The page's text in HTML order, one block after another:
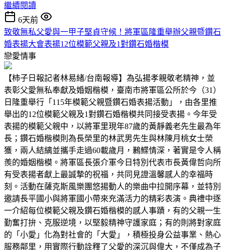
繼續閱讀
6天前
致敬無私父愛與一甲子堅貞守候！將軍區隆重舉辦父親暨鑽石
婚表揚大會表揚12位模範父親及1對鑽石婚楷模
戀愛情事
【柿子日報記者林易緒/台南報導】為弘揚孝親敬老精神，並
表彰父愛無私奉獻及婚姻楷模，臺南市將軍區公所於今（31）
日隆重舉行「115年模範父親暨鑽石婚表揚活動」，由各里推
舉出的12位模範父親及1對鑽石婚楷模共同接受表揚。今年受
表揚的模範父親中，以將軍里現年87歲的黃靜義老先生最為年
長；鑽石婚楷模則為長榮里的林武男先生與林陳月桃女士榮
獲，兩人結縭並攜手走過60載歲月，鶼鰈情深，著實是令人稱
羨的婚姻楷模。將軍區長張介軍今日特別代表市長黃偉哲向所
有受表揚者獻上最誠摯的祝福，共同見證溫馨感人的幸福時
刻。活動在薩克斯風樂團悠揚動人的樂曲中拉開序幕，並特別
邀請長平國小與將軍國小帶來充滿活力的精彩表演。典禮中逐
一介紹每位模範父親及鑽石婚楷模的感人事蹟，有的父親一生
勤奮打拚、克服逆境，以堅毅精神守護家庭；有的則將對家庭
的「小愛」化為對社會的「大愛」，積極投身公益事業、熱心
服務鄰里，用實際行動詮釋了父愛的深沉與偉大，不僅成為子